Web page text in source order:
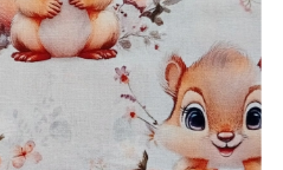
esquilos